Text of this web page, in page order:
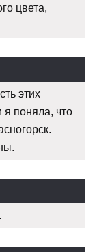
цвета,
этих
я поняла, что